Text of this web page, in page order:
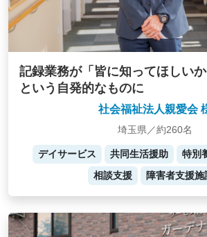
記録業務が「皆に知ってほしいか
という自発的なものに
社会福祉法人親愛会
埼玉県／約260名
デイサービス 共同生活援助
特別
相談支援
障害者支援施